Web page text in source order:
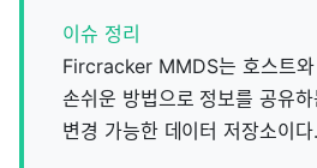
이슈 정리
Fircracker MMDS는 호스트와
손쉬운 방법으로 정보를 공유
변경 가능한 데이터 저장소이다.